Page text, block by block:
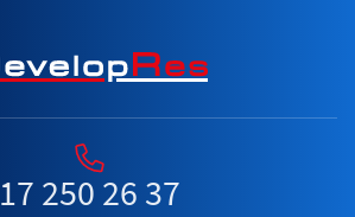
17 250 26 37